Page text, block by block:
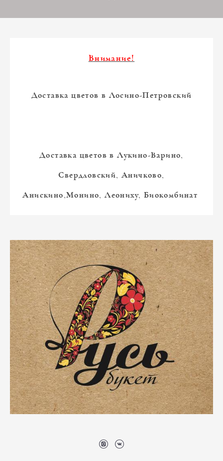
Внимание!
Доставка цветов в Лосино-Петровский
Доставка цветов в Лукино-Варино,
Свердловский, Аничково,
Анискино,Монино, Леониху, Биокомбинат